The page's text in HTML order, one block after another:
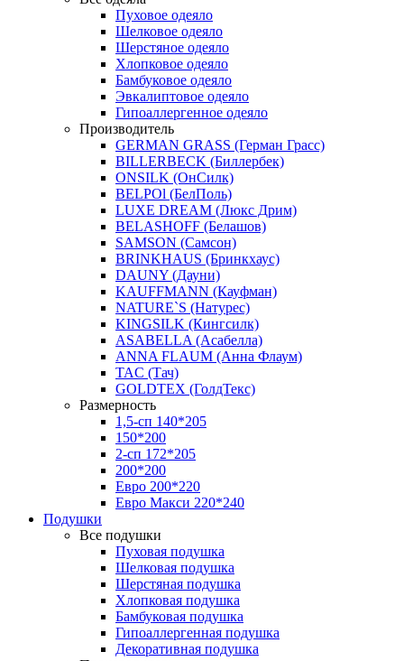
Пуховое одеяло
Шелковое одеяло
Шерстяное одеяло
Хлопковое одеяло
Бамбуковое одеяло
Эвкалиптовое одеяло
Гипоаллергенное одеяло
Производитель
GERMAN GRASS (Герман Грасс)
BILLERBECK (Биллербек)
ONSILK (ОнСилк)
BELPOl (БелПоль)
LUXE DREAM (Люкс Дрим)
BELASHOFF (Белашов)
SAMSON (Самсон)
BRINKHAUS (Бринкхаус)
DAUNY (Дауни)
KAUFFMANN (Кауфман)
NATURE`S (Натурес)
KINGSILK (Кингсилк)
ASABELLA (Асабелла)
ANNA FLAUM (Анна Флаум)
TAC (Тач)
GOLDTEX (ГолдТекс)
Размерность
1,5-сп 140*205
150*200
2-сп 172*205
200*200
Евро 200*220
Евро Макси 220*240
Подушки
Все подушки
Пуховая подушка
Шелковая подушка
Шерстяная подушка
Хлопковая подушка
Бамбуковая подушка
Гипоаллергенная подушка
Декоративная подушка